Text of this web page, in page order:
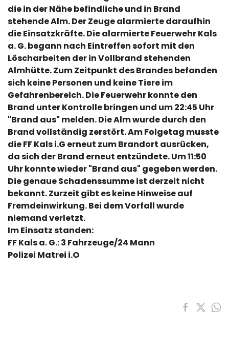
die in der Nähe befindliche und in Brand
stehende Alm. Der Zeuge alarmierte daraufhin
die Einsatzkräfte. Die alarmierte Feuerwehr Kals
a. G. begann nach Eintreffen sofort mit den
Löscharbeiten der in Vollbrand stehenden
Almhütte. Zum Zeitpunkt des Brandes befanden
sich keine Personen und keine Tiere im
Gefahrenbereich. Die Feuerwehr konnte den
Brand unter Kontrolle bringen und um 22:45 Uhr
"Brand aus" melden. Die Alm wurde durch den
Brand vollständig zerstört. Am Folgetag musste
die FF Kals i.G erneut zum Brandort ausrücken,
da sich der Brand erneut entzündete. Um 11:50
Uhr konnte wieder "Brand aus" gegeben werden.
Die genaue Schadenssumme ist derzeit nicht
bekannt. Zurzeit gibt es keine Hinweise auf
Fremdeinwirkung. Bei dem Vorfall wurde
niemand verletzt.
Im Einsatz standen:
FF Kals a. G.: 3 Fahrzeuge/24 Mann
Polizei Matrei i.O